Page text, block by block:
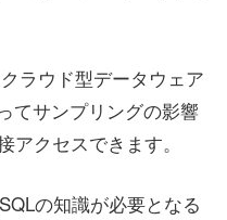
ラウド型データウェア
てサンプリングの影響
アクセスできます。
の知識が必要となる